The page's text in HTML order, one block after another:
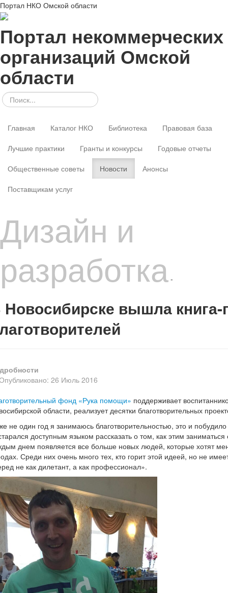
Портал НКО Омской области
Портал некоммерческих
организаций Омской
области
Главная Каталог НКО Библиотека
Правовая база
Лучшие практики
Гранты и конкурсы
Годовые отчеты
Общественные советы
Новости
Анонсы
Поставщикам услуг
Дизайн и
разработка -
вышла
26 Июль 2016
фонд «Рука помощи» поддерживает
области, реализует десятки благотворительных
не один год я занимаюсь благотворительностью, это и
доступным языком рассказать о том, как этим
днем появляется все больше новых людей, которые хотят
Среди них очень много тех, кто горит этой идеей, но не
не как дилетант, а как профессионал».